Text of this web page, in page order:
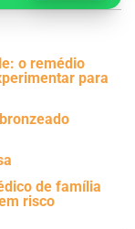
o remédio
para
de família
risco